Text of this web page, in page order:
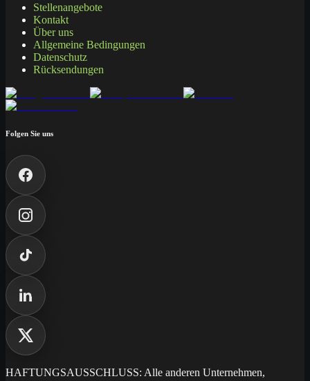
Stellenangebote
Kontakt
Über uns
Allgemeine Bedingungen
Datenschutz
Rücksendungen
Folgen Sie uns
HAFTUNGSAUSSCHLUSS: Alle anderen Unternehmen,